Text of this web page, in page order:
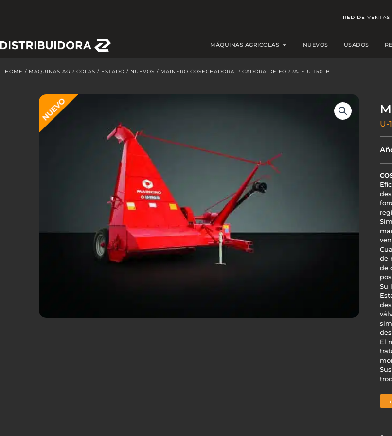
RED DE VENTAS
MÁQUINAS AGRICOLAS Open MÁQUINAS
NUEVOS USADOS
HOME / MAQUINAS AGRICOLAS / ESTADO / NUEVOS / MAINERO COSECHADORA PICADORA DE FORRAJE U-150-B
U-
de
de
Su
El